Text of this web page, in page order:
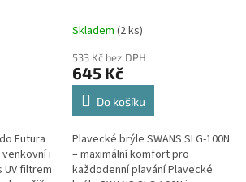
Futura
i
UV filtrem
Skladem (2 ks)
533 Kč bez DPH
645 Kč
Do košíku
Plavecké brýle SWANS SLG-100N
– maximální komfort pro
každodenní plavání Plavecké